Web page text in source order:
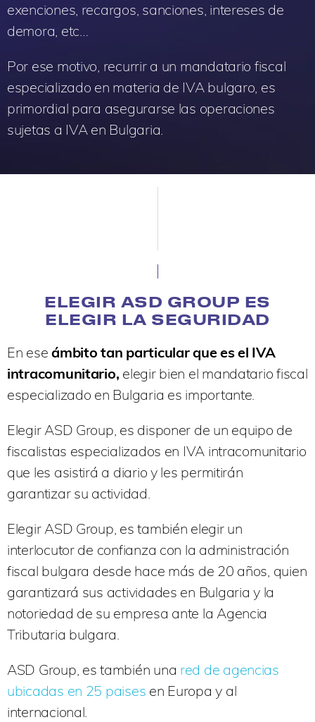
exenciones, recargos, sanciones, intereses de
demora, etc…
Por ese motivo, recurrir a un mandatario fiscal
especializado en materia de IVA bulgaro, es
primordial para asegurarse las operaciones
sujetas a IVA en Bulgaria.
ELEGIR ASD GROUP ES
ELEGIR LA SEGURIDAD
En eseámbito tan particular que es el IVA
intracomunitario, elegir bien el mandatario fiscal
especializado en Bulgaria es importante.
Elegir ASD Group, es disponer de un equipo de
fiscalistas especializados en IVA intracomunitario
que les asistirá a diario y les permitirán
garantizar su actividad.
Elegir ASD Group, es también elegir un
interlocutor de confianza con la administración
fiscal bulgara desde hace más de 20 años, quien
garantizará sus actividades en Bulgaria y la
notoriedad de su empresa ante la Agencia
Tributaria bulgara.
ASD Group, es también una red de agencias
ubicadas en 25 paises en Europa y al
internacional.